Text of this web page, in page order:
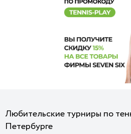
Любительские турниры по
Петербурге